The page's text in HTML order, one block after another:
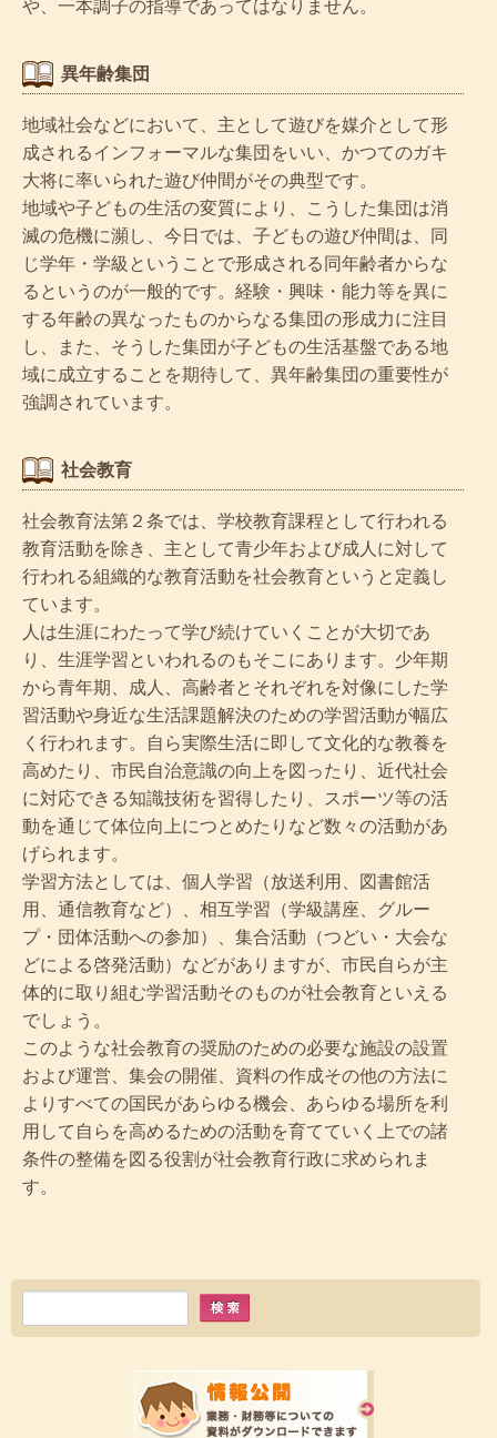
異年齢集団
地域社会などにおいて、主として遊びを媒介として形
成されるインフォーマルな集団をいい、かつてのガキ
大将に率いられた遊び仲間がその典型です。
地域や子どもの生活の変質により、こうした集団は消
滅の危機に瀕し、今日では、子どもの遊び仲間は、同
じ学年・学級ということで形成される同年齢者からな
るというのが一般的です。経験・興味・能力等を異に
する年齢の異なったものからなる集団の形成力に注目
し、また、そうした集団が子どもの生活基盤である地
域に成立することを期待して、異年齢集団の重要性が
強調されています。
社会教育
社会教育法第２条では、学校教育課程として行われる
教育活動を除き、主として青少年および成人に対して
行われる組織的な教育活動を社会教育というと定義し
ています。
人は生涯にわたって学び続けていくことが大切であ
り、生涯学習といわれるのもそこにあります。少年期
から青年期、成人、高齢者とそれぞれを対像にした学
習活動や身近な生活課題解決のための学習活動が幅広
く行われます。自ら実際生活に即して文化的な教養を
高めたり、市民自治意識の向上を図ったり、近代社会
に対応できる知識技術を習得したり、スポーツ等の活
動を通じて体位向上につとめたりなど数々の活動があ
げられます。
学習方法としては、個人学習（放送利用、図書館活
用、通信教育など）、相互学習（学級講座、グルー
プ・団体活動への参加）、集合活動（つどい・大会な
どによる啓発活動）などがありますが、市民自らが主
体的に取り組む学習活動そのものが社会教育といえる
でしょう。
このような社会教育の奨励のための必要な施設の設置
および運営、集会の開催、資料の作成その他の方法に
よりすべての国民があらゆる機会、あらゆる場所を利
用して自らを高めるための活動を育てていく上での諸
条件の整備を図る役割が社会教育行政に求められま
す。